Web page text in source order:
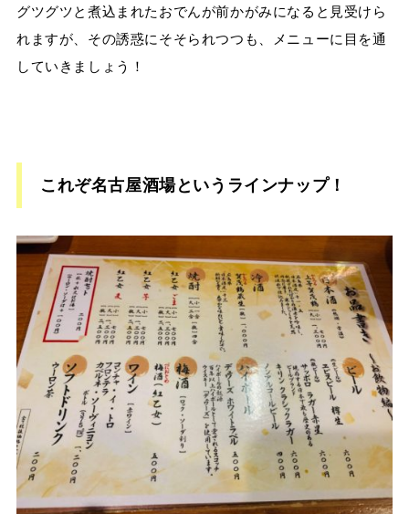
グツグツと煮込まれたおでんが前かがみになると見受けら
れますが、その誘惑にそそられつつも、メニューに目を通
していきましょう！
これぞ名古屋酒場というラインナップ！